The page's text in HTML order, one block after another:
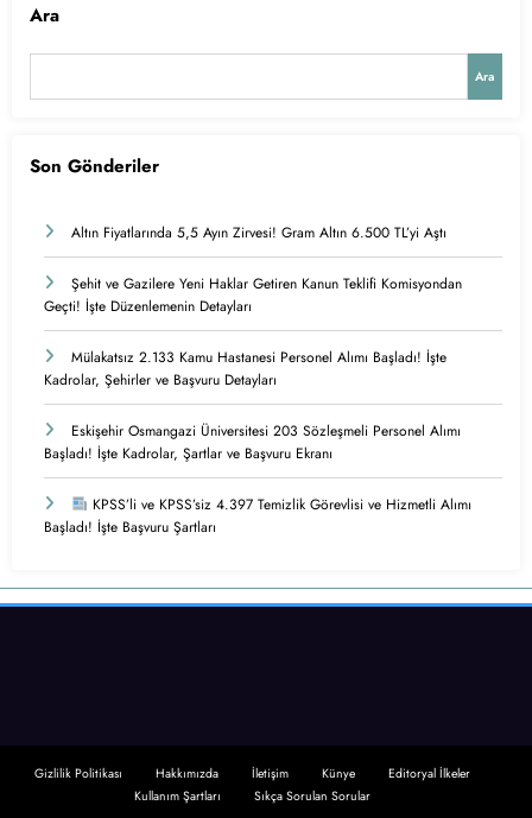
Ara
Ara
Son Gönderiler
Altın Fiyatlarında 5,5 Ayın Zirvesi! Gram Altın 6.500 TL’yi Aştı
Şehit ve Gazilere Yeni Haklar Getiren Kanun Teklifi Komisyondan
Geçti! İşte Düzenlemenin Detayları
Mülakatsız 2.133 Kamu Hastanesi Personel Alımı Başladı! İşte
Kadrolar, Şehirler ve Başvuru Detayları
Eskişehir Osmangazi Üniversitesi 203 Sözleşmeli Personel Alımı
Başladı! İşte Kadrolar, Şartlar ve Başvuru Ekranı
KPSS’li ve KPSS’siz 4.397 Temizlik Görevlisi ve Hizmetli Alımı
Başladı! İşte Başvuru Şartları
Gizlilik Politikası Hakkımızda İletişim Künye
Editoryal İlkeler
Kullanım Şartları
Sıkça Sorulan Sorular